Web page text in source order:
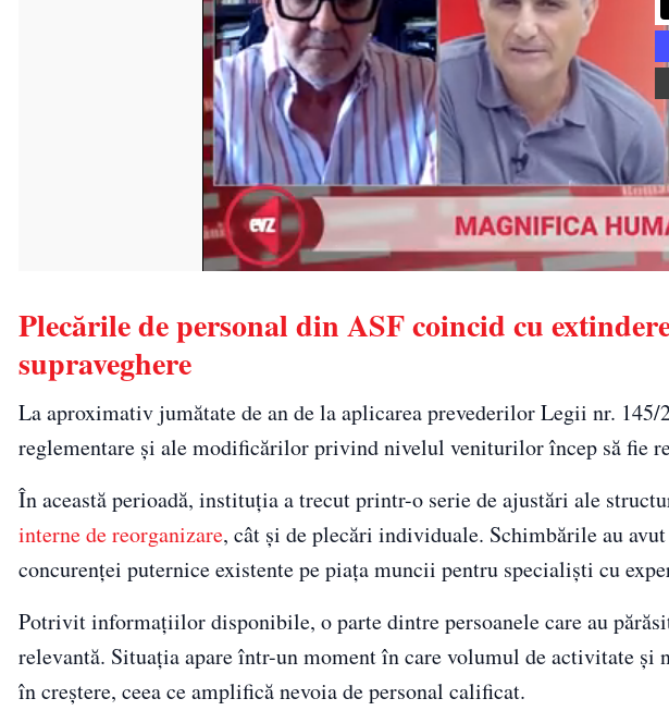
Plecările de personal din ASF coincid cu
supraveghere
La aproximativ jumătate de an de la aplicarea prevederilor Legii nr.
reglementare și ale modificărilor privind nivelul veniturilor încep să fie
În această perioadă, instituția a trecut printr-o serie de ajustări ale
interne de reorganizare, cât și de plecări individuale. Schimbările au
concurenței puternice existente pe piața muncii pentru specialiști cu
Potrivit informațiilor disponibile, o parte dintre persoanele care au
relevantă. Situația apare într-un moment în care volumul de activitate
în creștere, ceea ce amplifică nevoia de personal calificat.